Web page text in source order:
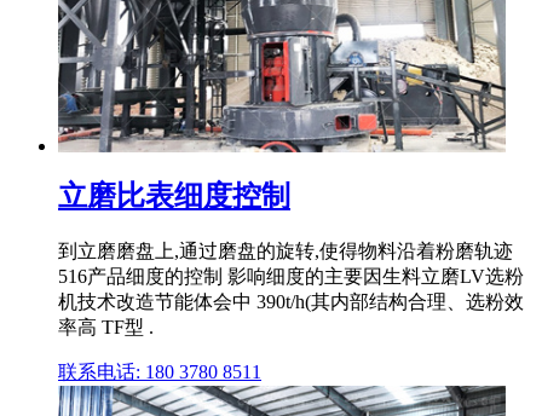
立磨比表细度控制
到立磨磨盘上,通过磨盘的旋转,使得物料沿着粉磨轨迹
516产品细度的控制 影响细度的主要因生料立磨LV选粉
机技术改造节能体会中 390t/h(其内部结构合理、选粉效
率高 TF型 .
联系电话: 180 3780 8511